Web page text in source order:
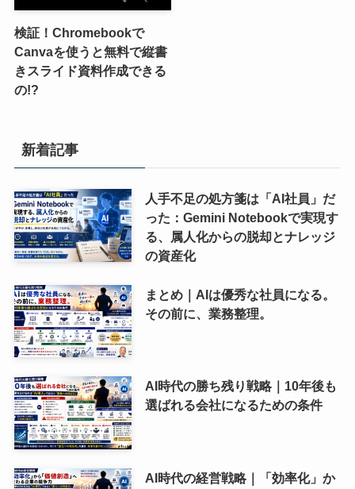
検証！Chromebookで
Canvaを使うと無料で縦書
きスライド資料作成できる
の!?
新着記事
人手不足の処方箋は「AI社員」だ
った：Gemini Notebookで実現す
る、属人化からの脱却とナレッジ
の資産化
まとめ｜AIは優秀な社員になる。
その前に、業務整理。
AI時代の勝ち残り戦略｜10年後も
選ばれる会社になるための条件
AI時代の経営戦略｜「効率化」か